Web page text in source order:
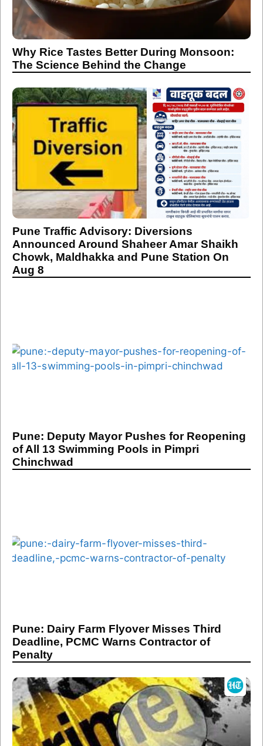
Why Rice Tastes Better During Monsoon:
The Science Behind the Change
Pune Traffic Advisory: Diversions
Announced Around Shaheer Amar Shaikh
Chowk, Maldhakka and Pune Station On
Aug 8
Pune: Deputy Mayor Pushes for Reopening
of All 13 Swimming Pools in Pimpri
Chinchwad
Pune: Dairy Farm Flyover Misses Third
Deadline, PCMC Warns Contractor of
Penalty